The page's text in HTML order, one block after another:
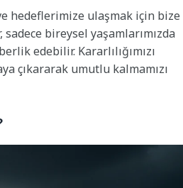
hedeflerimize ulaşmak için bize
bireysel yaşamlarımızda
edebilir. Kararlılığımızı
çıkararak umutlu kalmamızı